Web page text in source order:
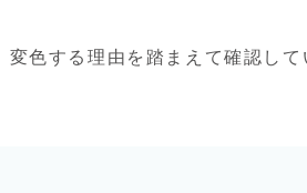
色する理由を踏まえて確認して